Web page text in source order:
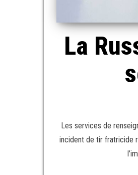
La
Les services de
incident de tir fratricide